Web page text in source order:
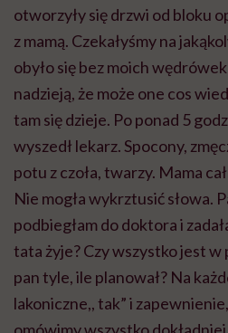
otworzyły się drzwi od bloku
z mamą. Czekałyśmy na
obyło się bez moich
nadzieją, że może one cos
tam się dzieje. Po ponad 5
wyszedł lekarz. Spocony,
potu z czoła, twarzy. Mama
Nie mogła wykrztusić słowa.
podbiegłam do doktora i
tata żyje? Czy wszystko jest w
pan tyle, ile planował? Na
lakoniczne,, tak” i